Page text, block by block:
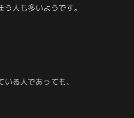
人も多いようです。
る人であっても、